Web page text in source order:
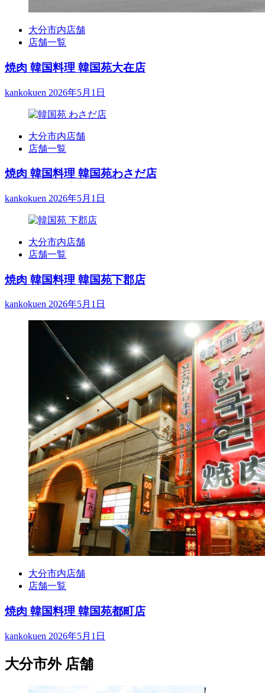
大分市内店舗
店舗一覧
焼肉 韓国料理 韓国苑大在店
kankokuen 2026年5月1日
大分市内店舗
店舗一覧
焼肉 韓国料理 韓国苑わさだ店
kankokuen 2026年5月1日
大分市内店舗
店舗一覧
焼肉 韓国料理 韓国苑下郡店
kankokuen 2026年5月1日
大分市内店舗
店舗一覧
焼肉 韓国料理 韓国苑都町店
kankokuen 2026年5月1日
大分市外 店舗